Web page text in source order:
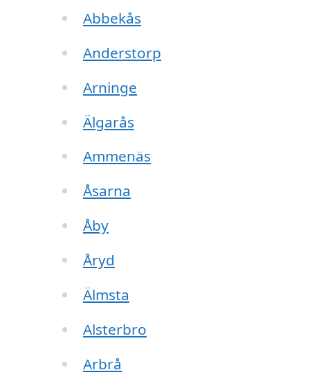
Abbekås
Anderstorp
Arninge
Älgarås
Ammenäs
Åsarna
Åby
Åryd
Älmsta
Alsterbro
Arbrå